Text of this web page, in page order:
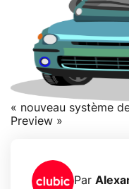
« nouveau système
Preview »
Par